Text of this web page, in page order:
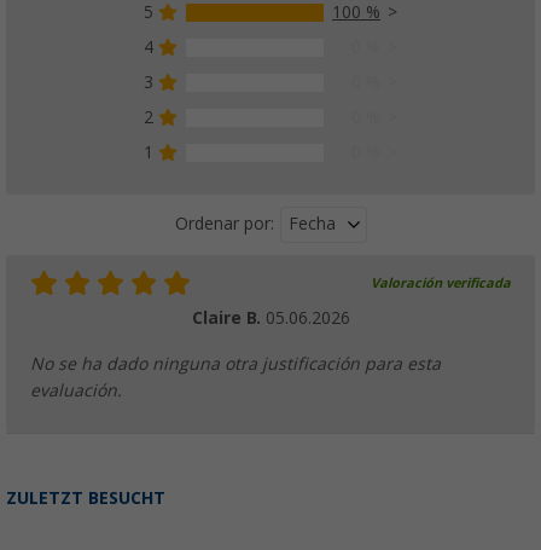
5
100 %
4
3
2
1
Ordenar por: Fecha
Valoración verificada
Claire B. 05.06.2026
No se ha dado ninguna otra justificación para esta
evaluación.
ZULETZT BESUCHT